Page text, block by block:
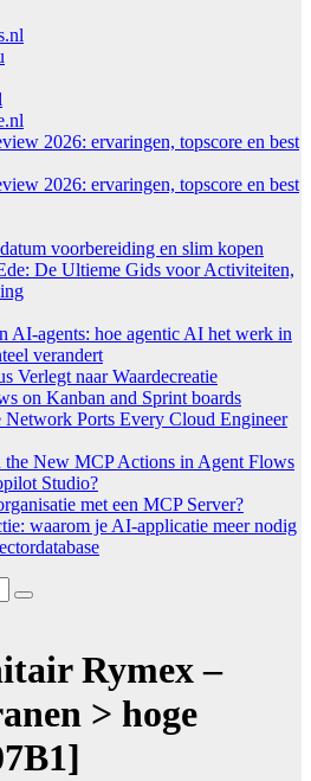
2026: ervaringen, topscore en best
2026: ervaringen, topscore en best
voorbereiding en slim kopen
De Ultieme Gids voor Activiteiten,
AI-agents: hoe agentic AI het werk in
verandert
Verlegt naar Waardecreatie
on Kanban and Sprint boards
Network Ports Every Cloud Engineer
the New MCP Actions in Agent Flows
Studio?
met een MCP Server?
waarom je AI-applicatie meer nodig
Rymex –
> hoge